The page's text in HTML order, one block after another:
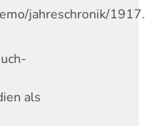
jahreschronik/1917.
als